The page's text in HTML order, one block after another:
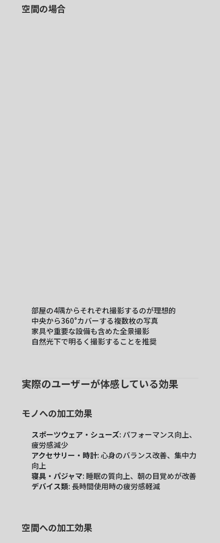
空間の場合
部屋の4隅からそれぞれ撮影するのが理想的
中央から360°カバーする複数枚の写真
家具や重要な設備も含めた全景撮影
自然光下で明るく撮影することを推奨
実際のユーザーが体感している効果
モノへの加工効果
スポーツウェア・シューズ: パフォーマンス向上、
疲労感減少
アクセサリー・時計: 心身のバランス改善、集中力
向上
寝具・パジャマ: 睡眠の質向上、朝の目覚めが改善
デバイス類: 長時間使用時の疲労感軽減
空間への加工効果